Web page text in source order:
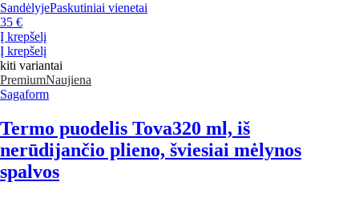
SandėlyjePaskutiniai vienetai
35 €
Į krepšelį
Į krepšelį
kiti variantai
PremiumNaujiena
Sagaform
Termo puodelis Tova320 ml, iš
nerūdijančio plieno, šviesiai mėlynos
spalvos